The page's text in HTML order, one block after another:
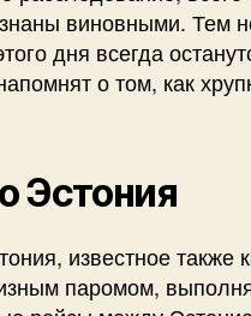
виновными. Тем
дня всегда
о том, как
Эстония
известное также
паромом,